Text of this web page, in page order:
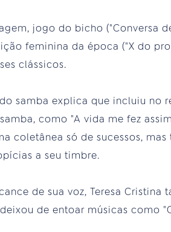
jogo do bicho ("Conversa
feminina da época ("X do
clássicos.
samba explica que incluiu no
como "A vida me fez
coletânea só de sucessos,
a seu timbre.
de sua voz, Teresa Cristina
de entoar músicas como